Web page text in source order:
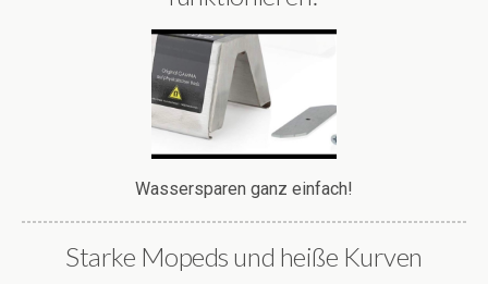
Wassersparen ganz einfach!
Starke Mopeds und heiße Kurven